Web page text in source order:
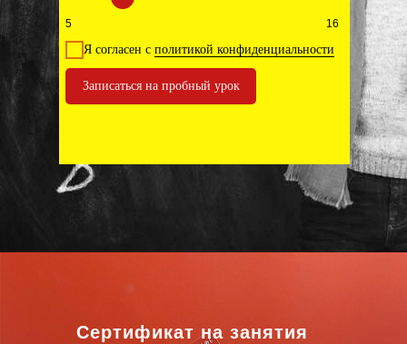
5 16
Я согласен с политикой конфиденциальности
Записаться на пробный урок
Сертификат на занятия